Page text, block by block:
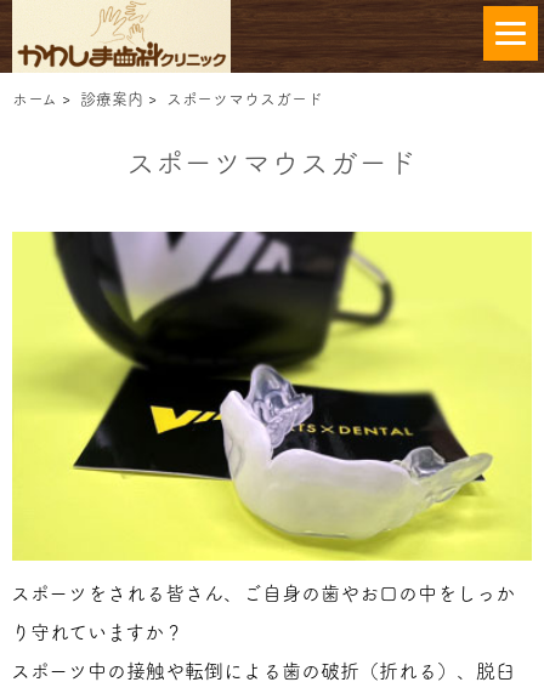
ホーム > 診療案内 > スポーツマウスガード
スポーツマウスガード
スポーツをされる皆さん、ご自身の歯やお口の中をしっか
り守れていますか？
スポーツ中の接触や転倒による歯の破折（折れる）、脱臼